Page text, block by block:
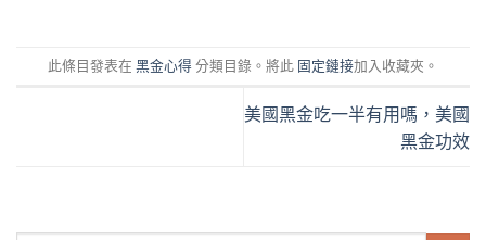
此條目發表在 黑金心得分類目錄。將此 固定鏈接加入收藏夾。
美國黑金吃一半有用嗎，美國
黑金功效